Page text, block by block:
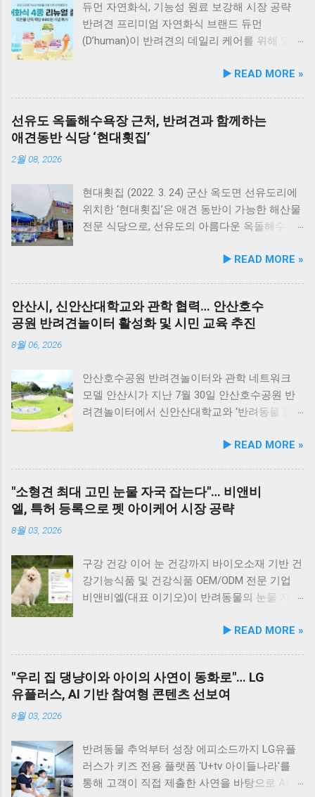
듀먼 자연화식, 기능성 원료 보강해 시장 공략
반려견 프리미엄 자연화식 브랜드 듀먼
(D’human)이 반려견의 데일리 케어를 위해 맞춤
얼 출시했다고 3일 발표했다. 주요 건강 고민 맞
강 고민을 식사만으로 간편하게 관리할 수 있도
록 설계된 점이 핵심이다. 기존 레시피의 기호
수 있는 데일리 영양 케어 제품으로 업그레이드
됐다. 리뉴얼 라인업은 국내산 닭가슴살을 베이
스로 영역별 기능성 성분을 더한 4종으로 구성
홍합, 보스웰리아, 상어 연골을 배합해 관절과
슬을 배합해 눈 건강과 항산화를 돕는다. 닭가슴
살&연어 빛나는 피모 : 오메가-3가 풍부한 연어
토마토, 타우린, L-카르니틴을 조합해 활력과 체
력 컨디션 유지에 중점을 두었다. 100% 휴먼그
레이드 및 AAFCO 주식 영양 기준 충족 듀먼 케
이드 원료만을 사용한다. 특히 미국 사료관리협
영양제 추가 없이 주식으로 급여가 가능하다. 생
산 과정에서는 겔화제, 산화방지제, 착색료 등 8
기준을 적용해 안전성을 확보했다. 리뉴얼 기념
자사몰 특별 프로모션 진행 듀먼은 케어화식 리
뉴얼 출시를 기념해 오는 8월 10일까지 자사 공
▶️ READ MORE »
선유도 옥돌해수욕장 근처, 반려견과 함께하는
애견동반 식당 ‘현대횟집’
2월 08, 2026
현대횟집 (2022. 3. 24) 군산 옥도면 선유도리에
위치한 ‘현대횟집’은 애견 동반이 가능한 해산물
전문 식당으로, 선유도의 아름다운 옥돌해수욕
즐기기에 안성맞춤인 곳입니다. 옥돌해수욕장
지요. 옥돌해수욕장 풍경 현대횟집은 해수욕장
입구 부근에 자리해 있어 산책 후 편안하게 식사
동물과의 외출 시 식당 선택에 고민이 적어지는
장점이 있습니다. 포근한 계절에는 야외에서 선
유항의 조용한 풍경을 감상하며 식사하는 것도
은 싱싱한 활어 광어가 푸짐하게 올라가 있어 신
충분히 만족스러운 한 끼가 됩니다. 군산 고군산
군도 여행을 더욱 풍성하게 만드는 든든한 식사
앞 바다에 정박된 어선들을 바라보면, 마치 그림
같은 풍경이 펼쳐져 군산 바다 여행의 로망을 한
층 더해 줍니다. 반려견과 함께 자연의 아름다움
현대횟집은 군산 방문 시 반드시 들러볼 만한 애
여행 #애견동반식사 #고군산군도여행 #신선한
회덮밥 #반려동물함께 #바다여행맛집
▶️ READ MORE »
안산시, 신안산대학교와 관학 협력… 안산호수
공원 반려견놀이터 활성화 및 시민 교육 추진
8월 06, 2026
안산호수공원 반려견놀이터와 관학 네트워크
모델 안산시가 지난 7월 30일 안산호수공원 반
려견놀이터에서 신안산대학교와 ‘반려동물 문
이번 협약은 안산시의 풍부한 행정 자원과 신안
한 차원 끌어올리기 위해 추진됐다. 관학 협력을
통한 올바른 반려문화 정착 및 갈등 해소 안산시
원 사업을 전개한다. 양 기관의 핵심 협력 분야
는 다음과 같다. 반려견놀이터 운영 지원 및 이
용 활성화 반려동물 문화교실 및 반려견 행동교
등 관계 개선 및 중재 프로그램 특히 전문가 그
도심 속 동물 관련 이슈를 이성적·체계적으로 풀
어가는 계기를 마련했다. 1만 1,000㎡ 규모 '안산
업의 결실이다. 호수공원 내 급경사지로 활용도
가 낮았던 1만 1,000㎡ 부지를 재해석하여 조성
되었으며, 2025년 12월 착공 후 2026년 5월 준공
▶️ READ MORE »
"소형견 최대 고민 눈물 자국 잡는다"… 비앤비
엘, 특허 등록으로 펫 아이케어 시장 공략
8월 03, 2026
구강 건강 이어 눈 건강까지 바이오소재 기반 건
강기능식품 및 건강식품 OEM/ODM 전문 기업
비앤비엘(대표 이기오)이 반려동물의 눈물 자국
는 기능성 조성물 특허 등록을 마쳤다. 이번 특
빠르게 성장하는 펫 아이케어(Eye-Care) 시장
공략에 속도를 낸다. 산학협력 연구 성과 결실…
년 2월 최종 등록이 완료됐다. 발명자로는 김성
욱, 이기오, 김정민, 하정헌 연구진이 참여했으
며, 비앤비엘의 자체 R&D 역량과 단국대학교 식
▶️ READ MORE »
"우리 집 댕냥이와 아이의 사연이 동화로"… LG
유플러스, AI 기반 참여형 콘텐츠 선보여
8월 03, 2026
반려동물 추억부터 성장 에피소드까지 LG유플
러스가 키즈 전용 플랫폼 'U+tv 아이들나라'를
통해 고객이 직접 제출한 사연을 바탕으로 AI 동